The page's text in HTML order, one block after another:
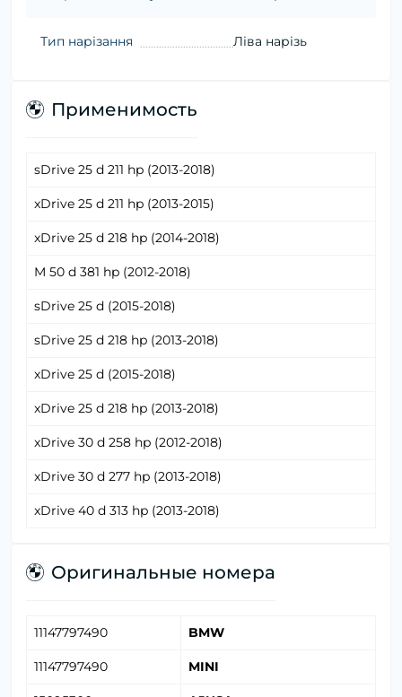
Тип нарізання Ліва нарізь
Применимость
sDrive 25 d 211 hp (2013-2018)
xDrive 25 d 211 hp (2013-2015)
xDrive 25 d 218 hp (2014-2018)
M 50 d 381 hp (2012-2018)
sDrive 25 d (2015-2018)
sDrive 25 d 218 hp (2013-2018)
xDrive 25 d (2015-2018)
xDrive 25 d 218 hp (2013-2018)
xDrive 30 d 258 hp (2012-2018)
xDrive 30 d 277 hp (2013-2018)
xDrive 40 d 313 hp (2013-2018)
Оригинальные номера
11147797490 BMW
11147797490 MINI